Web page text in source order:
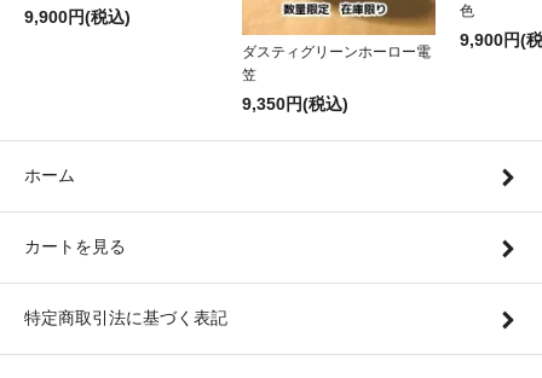
9,900円(税込)
ダスティグリーンホーロー電
笠
9,350円(税込)
色
9,900円(
ホーム
カートを見る
特定商取引法に基づく表記